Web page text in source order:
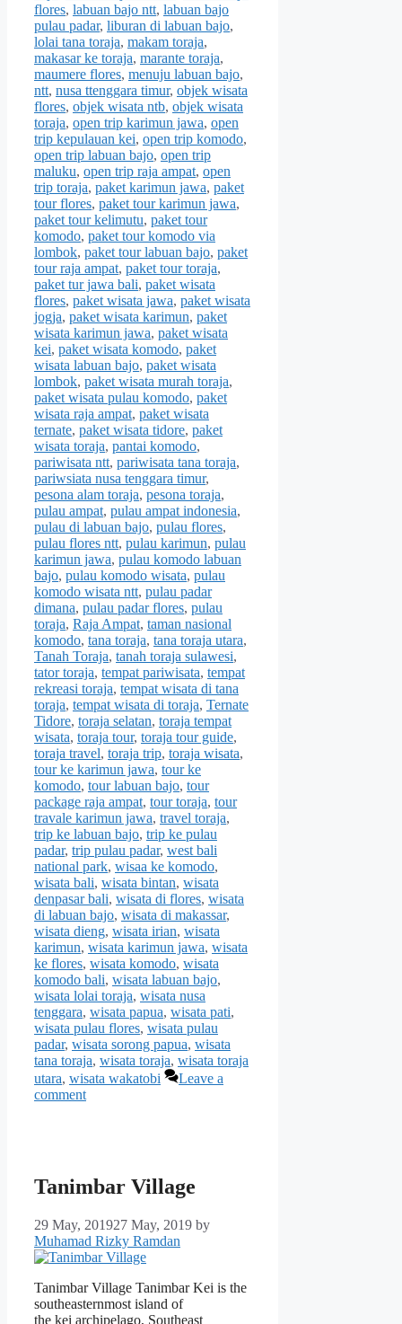
flores, labuan bajo ntt, labuan bajo
pulau padar, liburan di labuan bajo,
lolai tana toraja, makam toraja,
makasar ke toraja, marante toraja,
maumere flores, menuju labuan bajo,
ntt, nusa ttenggara timur, objek wisata
flores, objek wisata ntb, objek wisata
toraja, open trip karimun jawa, open
trip kepulauan kei, open trip komodo,
open trip labuan bajo, open trip
maluku, open trip raja ampat, open
trip toraja, paket karimun jawa, paket
tour flores, paket tour karimun jawa,
paket tour kelimutu, paket tour
komodo, paket tour komodo via
lombok, paket tour labuan bajo, paket
tour raja ampat, paket tour toraja,
paket tur jawa bali, paket wisata
flores, paket wisata jawa, paket wisata
jogja, paket wisata karimun, paket
wisata karimun jawa, paket wisata
kei, paket wisata komodo, paket
wisata labuan bajo, paket wisata
lombok, paket wisata murah toraja,
paket wisata pulau komodo, paket
wisata raja ampat, paket wisata
ternate, paket wisata tidore, paket
wisata toraja, pantai komodo,
pariwisata ntt, pariwisata tana toraja,
pariwsiata nusa tenggara timur,
pesona alam toraja, pesona toraja,
pulau ampat, pulau ampat indonesia,
pulau di labuan bajo, pulau flores,
pulau flores ntt, pulau karimun, pulau
karimun jawa, pulau komodo labuan
bajo, pulau komodo wisata, pulau
komodo wisata ntt, pulau padar
dimana, pulau padar flores, pulau
toraja, Raja Ampat, taman nasional
komodo, tana toraja, tana toraja utara,
Tanah Toraja, tanah toraja sulawesi,
tator toraja, tempat pariwisata, tempat
rekreasi toraja, tempat wisata di tana
toraja, tempat wisata di toraja, Ternate
Tidore, toraja selatan, toraja tempat
wisata, toraja tour, toraja tour guide,
toraja travel, toraja trip, toraja wisata,
tour ke karimun jawa, tour ke
komodo, tour labuan bajo, tour
package raja ampat, tour toraja, tour
travale karimun jawa, travel toraja,
trip ke labuan bajo, trip ke pulau
padar, trip pulau padar, west bali
national park, wisaa ke komodo,
wisata bali, wisata bintan, wisata
denpasar bali, wisata di flores, wisata
di labuan bajo, wisata di makassar,
wisata dieng, wisata irian, wisata
karimun, wisata karimun jawa, wisata
ke flores, wisata komodo, wisata
komodo bali, wisata labuan bajo,
wisata lolai toraja, wisata nusa
tenggara, wisata papua, wisata pati,
wisata pulau flores, wisata pulau
padar, wisata sorong papua, wisata
tana toraja, wisata toraja, wisata toraja
utara, wisata wakatobi
Leave a
comment
Tanimbar Village
29 May, 201927 May, 2019 by
Muhamad Rizky Ramdan
Tanimbar Village Tanimbar Kei is the
southeasternmost island of
the kei archipelago, Southeast